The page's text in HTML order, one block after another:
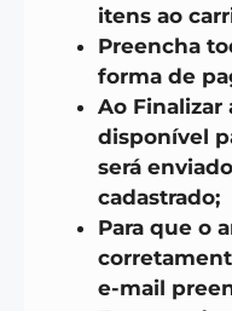
itens ao
Preencha
forma de
Ao Finalizar
disponível
será
cadastrado;
Para que o
e-mail